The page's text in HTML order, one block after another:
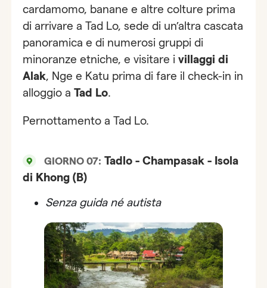
cardamomo, banane e altre colture prima
di arrivare a Tad Lo, sede di un’altra cascata
panoramica e di numerosi gruppi di
minoranze etniche, e visitare i villaggi di
Alak, Nge e Katu prima di fare il check-in in
alloggio aTad Lo.
Pernottamento a Tad Lo.
GIORNO 07: Tadlo - Champasak - Isola
di Khong (B)
Senza guida né autista